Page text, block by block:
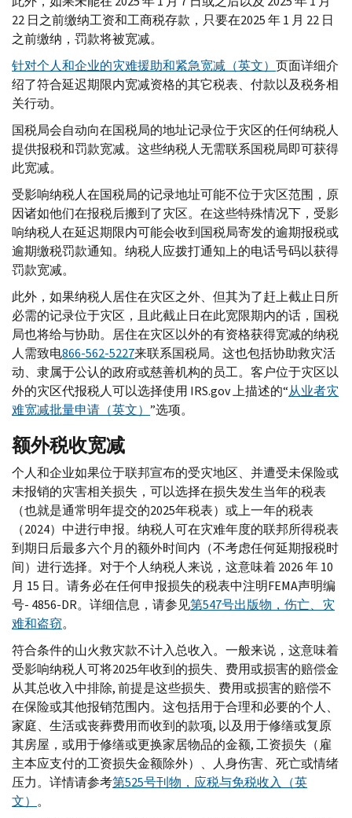
22 日之前缴纳工资和工商税存款，只要在2025 年 1 月 22 日
之前缴纳，罚款将被宽减。
针对个人和企业的灾难援助和紧急宽减（英文） 页面详细介
绍了符合延迟期限内宽减资格的其它税表、付款以及税务相
关行动。
国税局会自动向在国税局的地址记录位于灾区的任何纳税人
提供报税和罚款宽减。这些纳税人无需联系国税局即可获得
此宽减。
受影响纳税人在国税局的记录地址可能不位于灾区范围，原
因诸如他们在报税后搬到了灾区。在这些特殊情况下，受影
响纳税人在延迟期限内可能会收到国税局寄发的逾期报税或
逾期缴税罚款通知。纳税人应拨打通知上的电话号码以获得
罚款宽减。
此外，如果纳税人居住在灾区之外、但其为了赶上截止日所
必需的记录位于灾区，且此截止日在此宽限期内的话，国税
局也将给与协助。居住在灾区以外的有资格获得宽减的纳税
人需致电866-562-5227来联系国税局。这也包括协助救灾活
动、隶属于公认的政府或慈善机构的员工。客户位于灾区以
外的灾区代报税人可以选择使用 IRS.gov上描述的“从业者灾
难宽减批量申请（英文） ”选项。
额外税收宽减
个人和企业如果位于联邦宣布的受灾地区、并遭受未保险或
未报销的灾害相关损失，可以选择在损失发生当年的税表
（也就是通常明年提交的2025年税表）或上一年的税表
（2024）中进行申报。纳税人可在灾难年度的联邦所得税表
到期日后最多六个月的额外时间内（不考虑任何延期报税时
间）进行选择。对于个人纳税人来说，这意味着 2026 年 10
月 15 日。请务必在任何申报损失的税表中注明FEMA声明编
号- 4856-DR。详细信息，请参见第547号出版物，伤亡、灾
难和盗窃。
符合条件的山火救灾款不计入总收入。一般来说，这意味着
受影响纳税人可将2025年收到的损失、费用或损害的赔偿金
从其总收入中排除, 前提是这些损失、费用或损害的赔偿不
在保险或其他报销范围内。这包括用于合理和必要的个人、
家庭、生活或丧葬费用而收到的款项, 以及用于修缮或复原
其房屋，或用于修缮或更换家居物品的金额, 工资损失（雇
主本应支付的工资损失金额除外）、人身伤害、死亡或情绪
压力。详情请参考第525号刊物，应税与免税收入（英
文） 。